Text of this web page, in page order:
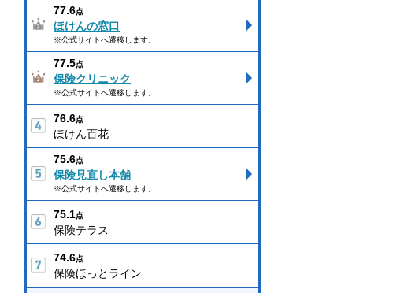
77.6点
ほけんの窓口
※公式サイトへ遷移します。
77.5点
保険クリニック
※公式サイトへ遷移します。
76.6点
ほけん百花
75.6点
保険見直し本舗
※公式サイトへ遷移します。
75.1点
保険テラス
74.6点
保険ほっとライン